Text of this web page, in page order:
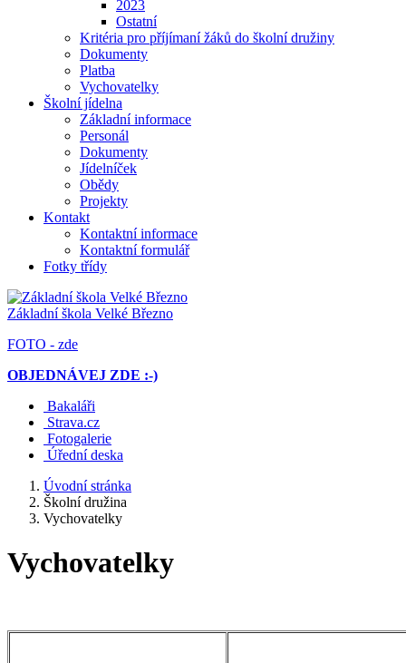
2023
Ostatní
Kritéria pro příjímaní žáků do školní družiny
Dokumenty
Platba
Vychovatelky
Školní jídelna
Základní informace
Personál
Dokumenty
Jídelníček
Obědy
Projekty
Kontakt
Kontaktní informace
Kontaktní formulář
Fotky třídy
Základní škola Velké Březno
FOTO - zde
OBJEDNÁVEJ ZDE :-)
Bakaláři
Strava.cz
Fotogalerie
Úřední deska
Úvodní stránka
Školní družina
Vychovatelky
Vychovatelky